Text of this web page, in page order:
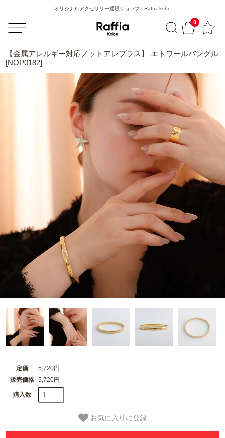
0
オリジナルアクセサリー通販ショップ | Raffia kobe
【金属アレルギー対応ノットアレプラス】 エトワールバングル
[NOP0182]
定価
5,720円
販売価格
5,720円
購入数
お気に入りに登録